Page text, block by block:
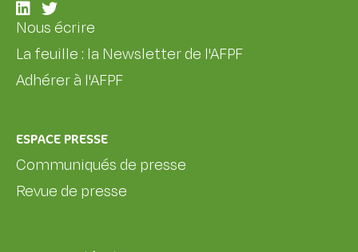
Nous écrire
La feuille : la Newsletter de l'AFPF
Adhérer à l'AFPF
ESPACE PRESSE
Communiqués de presse
Revue de presse